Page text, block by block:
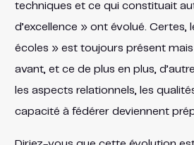
techniques et ce qui constituait
d’excellence » ont évolué. Certes,
écoles » est toujours présent
avant, et ce de plus en plus,
les aspects relationnels, les
capacité à fédérer deviennent